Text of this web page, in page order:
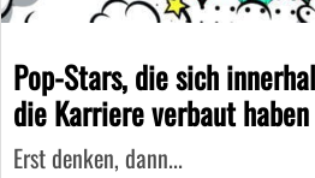
Pop-Stars, die sich
die Karriere verbaut haben
Erst denken, dann...